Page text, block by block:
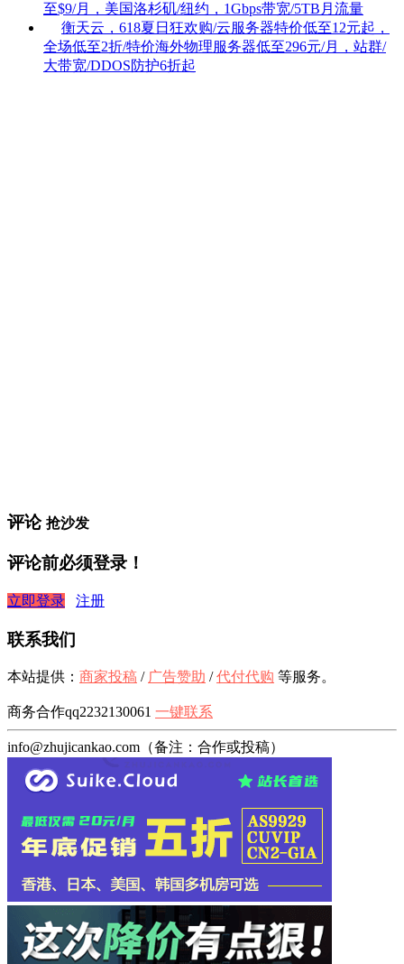
至$9/月，美国洛杉矶/纽约，1Gbps带宽/5TB月流量
衡天云，618夏日狂欢购/云服务器特价低至12元起，
全场低至2折/特价海外物理服务器低至296元/月，站群/
大带宽/DDOS防护6折起
评论 抢沙发
评论前必须登录！
立即登录 注册
联系我们
本站提供： 商家投稿 / 广告赞助 /代付代购 等服务。
商务合作qq2232130061 一键联系
info@zhujicankao.com（备注：合作或投稿）